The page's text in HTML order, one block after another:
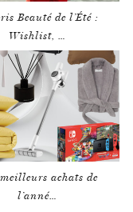
Beauté de l’Été :
Wishlist, …
achats de
l’anné…